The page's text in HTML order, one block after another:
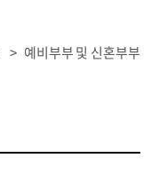
> 예비부부 및 신혼부부